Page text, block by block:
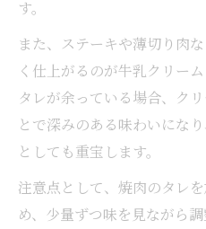
す。
また、ステーキや薄切り肉
く仕上がるのが牛乳クリー
タレが余っている場合、ク
とで深みのある味わいにな
としても重宝します。
注意点として、焼肉のタレ
め、少量ずつ味を見ながら